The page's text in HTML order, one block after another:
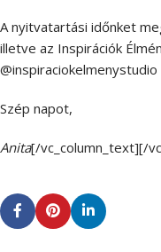
A nyitvatartási időnket
illetve az Inspirációk
@inspiraciokelmenystudio
Szép napot,
Anita[/vc_column_text][/